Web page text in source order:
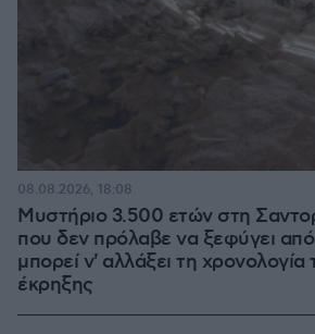
Μυστήριο 3.500 ετών στη
που δεν πρόλαβε να ξεφύγει
μπορεί ν' αλλάξει τη χρονολογία
έκρηξης
08.08.2026, 18:08